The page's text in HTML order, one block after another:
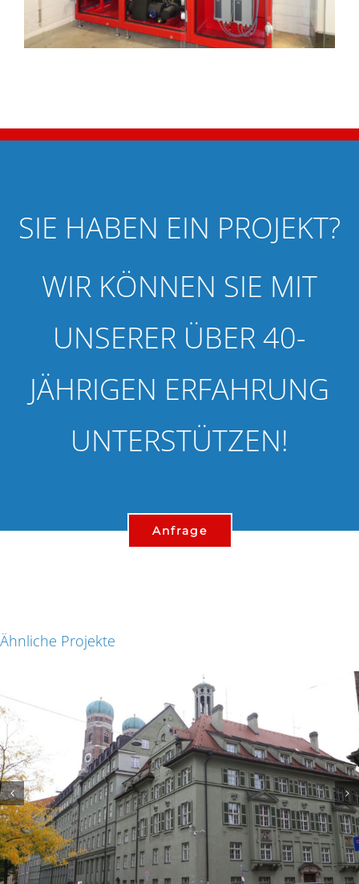
SIE HABEN EIN PROJEKT?
WIR KÖNNEN SIE MIT
UNSERER ÜBER 40-
JÄHRIGEN ERFAHRUNG
UNTERSTÜTZEN!
Anfrage
Ähnliche Projekte